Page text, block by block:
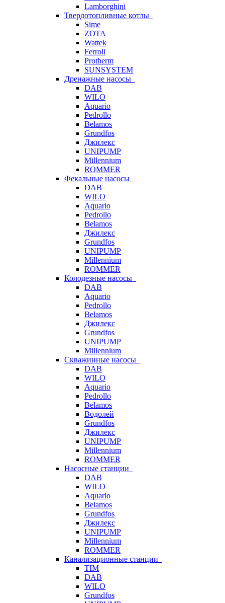
Lamborghini
Твердотопливные котлы
Sime
ZOTA
Wattek
Ferroli
Protherm
SUNSYSTEM
Дренажные насосы
DAB
WILO
Aquario
Pedrollo
Belamos
Grundfos
Джилекс
UNIPUMP
Millennium
ROMMER
Фекальные насосы
DAB
WILO
Aquario
Pedrollo
Belamos
Джилекс
Grundfos
UNIPUMP
Millennium
ROMMER
Колодезные насосы
DAB
Aquario
Pedrollo
Belamos
Джилекс
Grundfos
UNIPUMP
Millennium
Скважинные насосы
DAB
WILO
Aquario
Pedrollo
Belamos
Водолей
Grundfos
Джилекс
UNIPUMP
Millennium
ROMMER
Насосные станции
DAB
WILO
Aquario
Belamos
Grundfos
Джилекс
UNIPUMP
Millennium
ROMMER
Канализационные станции
TIM
DAB
WILO
Grundfos